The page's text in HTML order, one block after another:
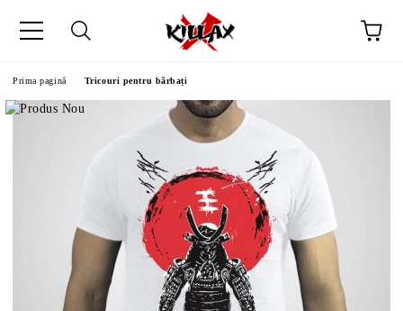
Prima pagină Tricouri pentru bărbați